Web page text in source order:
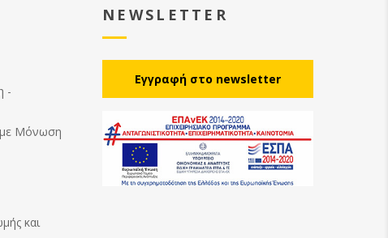
-
με Μόνωση
και
NEWSLETTER
Eγγραφή στο newsletter